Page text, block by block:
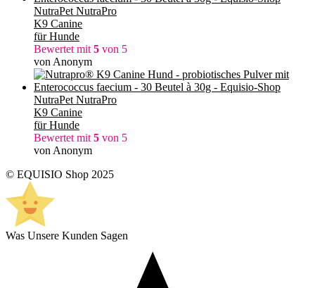
NutraPet NutraPro
K9 Canine
für Hunde
Bewertet mit 5 von 5
von Anonym
NutraPet NutraPro
K9 Canine
für Hunde
Bewertet mit 5 von 5
von Anonym
© EQUISIO Shop 2025
Was Unsere Kunden Sagen